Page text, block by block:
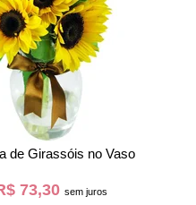
de Girassóis no Vaso
73,30 sem juros